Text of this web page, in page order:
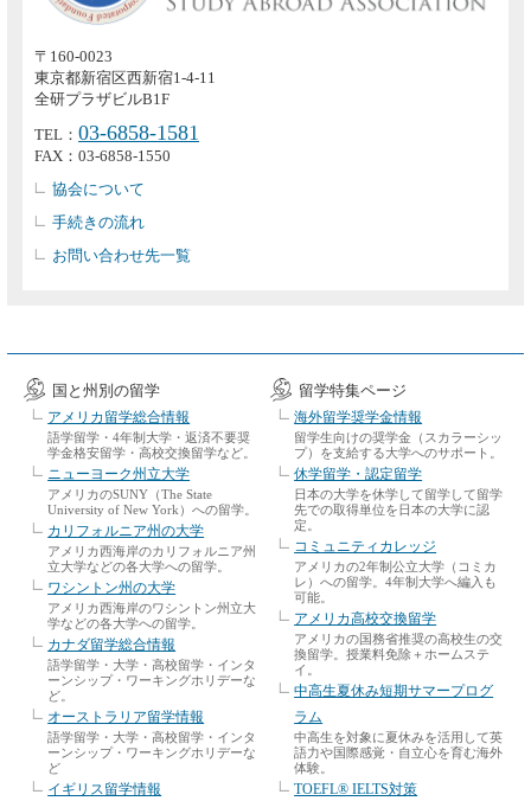
〒160-0023
東京都新宿区西新宿1-4-11
全研プラザビルB1F
TEL：03-6858-1581
FAX：03-6858-1550
協会について
手続きの流れ
お問い合わせ先一覧
国と州別の留学
アメリカ留学総合情報
語学留学・4年制大学・返済不要奨
学金格安留学・高校交換留学など。
ニューヨーク州立大学
アメリカのSUNY（The State
University of New York）への留学。
カリフォルニア州の大学
アメリカ西海岸のカリフォルニア州
立大学などの各大学への留学。
ワシントン州の大学
アメリカ西海岸のワシントン州立大
学などの各大学への留学。
カナダ留学総合情報
語学留学・大学・高校留学・インタ
ーンシップ・ワーキングホリデーな
ど。
オーストラリア留学情報
語学留学・大学・高校留学・インタ
ーンシップ・ワーキングホリデーな
ど
イギリス留学情報
留学特集ページ
海外留学奨学金情報
留学生向けの奨学金（スカラーシッ
プ）を支給する大学へのサポート。
休学留学・認定留学
日本の大学を休学して留学して留学
先での取得単位を日本の大学に認
定。
コミュニティカレッジ
アメリカの2年制公立大学（コミカ
レ）への留学。4年制大学へ編入も
可能。
アメリカ高校交換留学
アメリカの国務省推奨の高校生の交
換留学。授業料免除＋ホームステ
イ。
中高生夏休み短期サマープログ
ラム
中高生を対象に夏休みを活用して英
語力や国際感覚・自立心を育む海外
体験。
TOEFL® IELTS対策